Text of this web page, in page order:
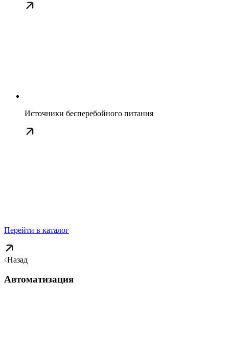
Источники бесперебойного питания
Перейти в каталог
Назад
Автоматизация